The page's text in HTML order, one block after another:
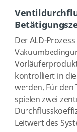
Der ALD-
kontrolliert in
werden. Für
spielen zwei
Leitwert des